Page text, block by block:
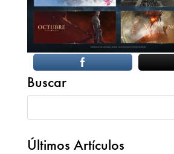
Buscar
Últimos Artículos